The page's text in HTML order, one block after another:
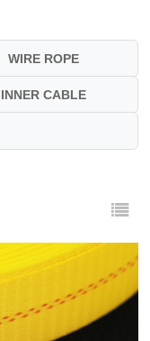
WIRE ROPE
INNER CABLE